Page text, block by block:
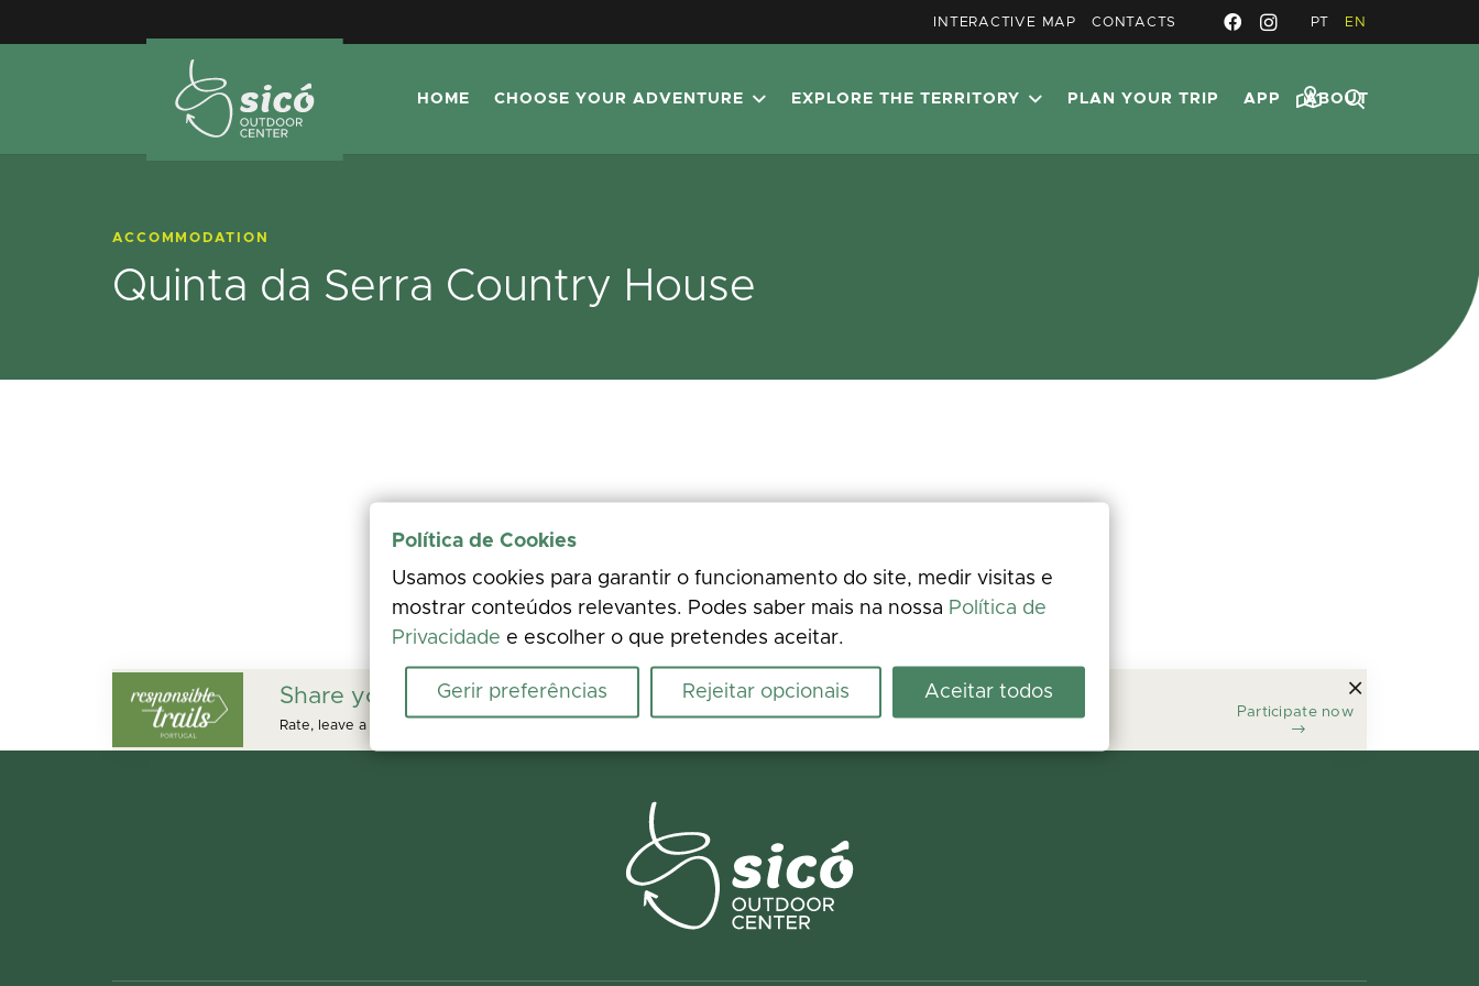
INTERACTIVE MAP CONTACTS PT EN
HOME CHOOSE YOUR ADVENTURE EXPLORE THE TERRITORY PLAN YOUR TRIP APP ABOUT
ACCOMMODATION
Quinta da Serra Country House
Share your experience
Rate, leave a comment, and add photos. Your feedback improves the information for everyone.
Participate now
Política de Cookies
Usamos cookies para garantir o funcionamento do site, medir visitas e
mostrar conteúdos relevantes. Podes saber mais na nossa Política de
Privacidade e escolher o que pretendes aceitar.
Gerir preferências Rejeitar opcionais Aceitar todos